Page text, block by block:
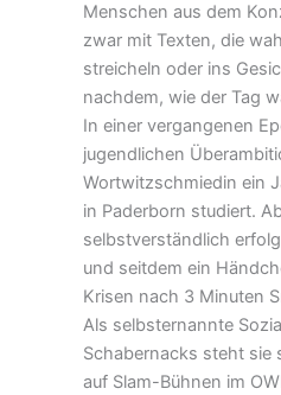
Menschen aus dem
zwar mit Texten, die
streicheln oder ins
nachdem, wie der Tag
In einer vergangenen
jugendlichen
Wortwitzschmiedin ein
in Paderborn studiert.
selbstverständlich
und seitdem ein
Krisen nach 3 Minuten
Als selbsternannte
Schabernacks steht sie
auf Slam-Bühnen im